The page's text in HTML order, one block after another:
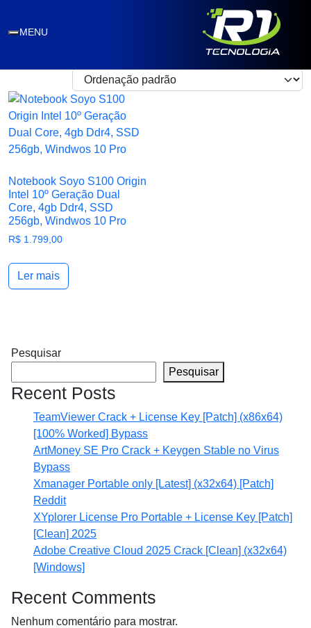
MENU
SOYO
Notebook Soyo S100 Origin
Intel 10º Geração Dual
Core, 4gb Ddr4, SSD
256gb, Windwos 10 Pro
R$ 1.799,00
Ler mais
Pesquisar
Pesquisar
Recent Posts
TeamViewer Crack + License Key [Patch] (x86x64)
[100% Worked] Bypass
ArtMoney SE Pro Crack + Keygen Stable no Virus
Bypass
Xmanager Portable only [Latest] (x32x64) [Patch]
Reddit
XYplorer License Pro Portable + License Key [Patch]
[Clean] 2025
Adobe Creative Cloud 2025 Crack [Clean] (x32x64)
[Windows]
Recent Comments
Nenhum comentário para mostrar.